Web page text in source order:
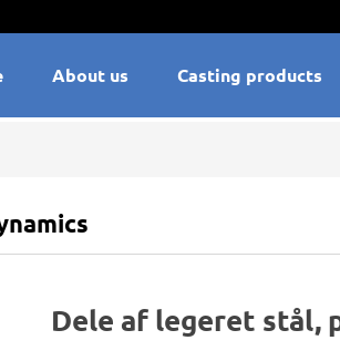
About us Casting products
Dele af legeret